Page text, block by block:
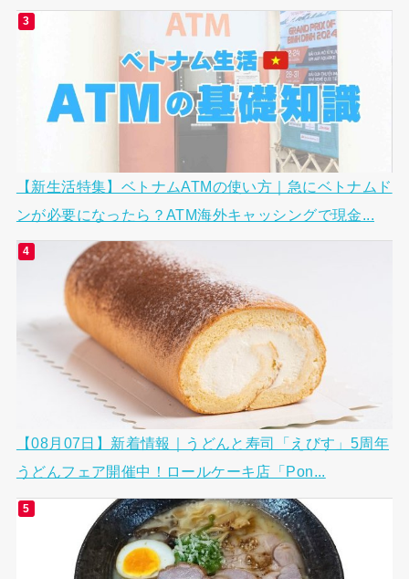
【新生活特集】ベトナムATMの使い方｜急にベトナムド
ンが必要になったら？ATM海外キャッシングで現金...
【08月07日】新着情報｜うどんと寿司「えびす」5周年
うどんフェア開催中！ロールケーキ店「Pon...